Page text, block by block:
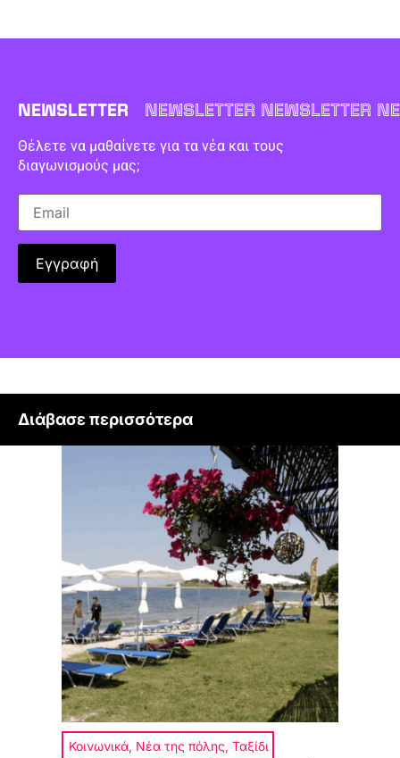
NEWSLETTER NEWSLETTER NEWSLETTER
Θέλετε να μαθαίνετε για τα νέα και τους
διαγωνισμούς μας;
Διάβασε περισσότερα
Κοινωνικά, Νέα της πόλης, Ταξίδι